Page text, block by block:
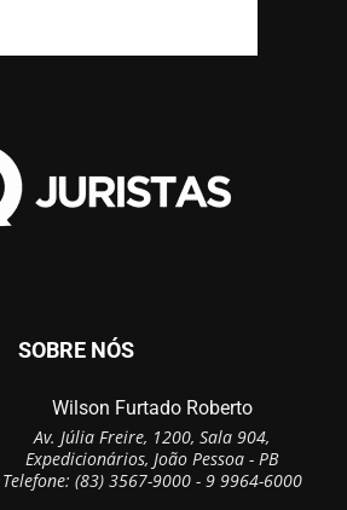
SOBRE NÓS
Wilson Furtado Roberto
Av. Júlia Freire, 1200, Sala 904,
Expedicionários, João Pessoa - PB
Telefone: (83) 3567-9000 - 9 9964-6000